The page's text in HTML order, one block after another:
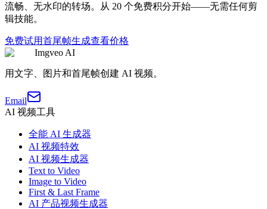
流畅、无水印的转场。从 20 个免费积分开始——无需任何剪
辑技能。
免费试用首尾帧生成查看价格
Imgveo AI
用文字、图片和首尾帧创建 AI 视频。
Email
AI 视频工具
全能 AI 生成器
AI 视频特效
AI 视频生成器
Text to Video
Image to Video
First & Last Frame
AI 产品视频生成器